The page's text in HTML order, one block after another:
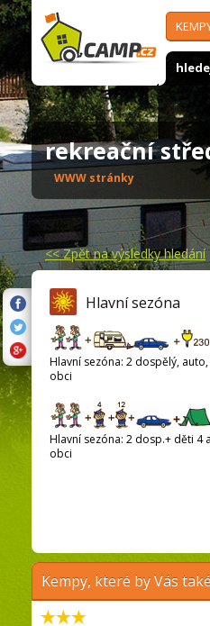
rekreační
WWW stránky
<<Zpět na výsledky hledání
Hlavní sezóna
Hlavní sezóna: 2 dospělý,
obci
Hlavní sezóna: 2 dosp.+ děti 4
obci
Kempy, které by Vás